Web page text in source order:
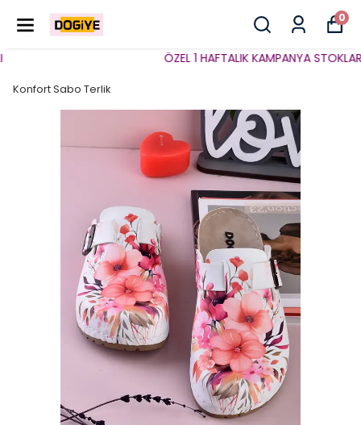
0
ÖZEL 1 HAFTALIK KAMPANYA
Konfort Sabo Terlik